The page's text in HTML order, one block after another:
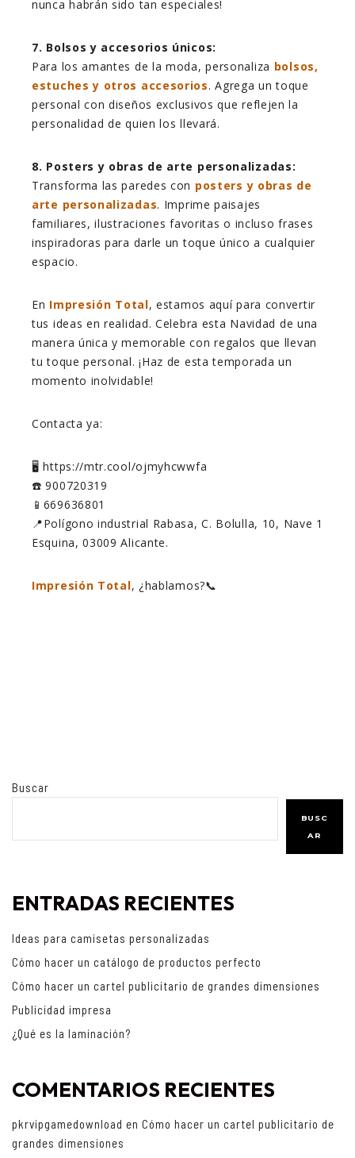
nunca habrán sido tan especiales!
7. Bolsos y accesorios únicos:
Para los amantes de la moda, personaliza bolsos,
estuches y otros accesorios. Agrega un toque
personal con diseños exclusivos que reflejen la
personalidad de quien los llevará.
8. Posters y obras de arte personalizadas:
Transforma las paredes con posters y obras de
arte personalizadas. Imprime paisajes
familiares, ilustraciones favoritas o incluso frases
inspiradoras para darle un toque único a cualquier
espacio.
En Impresión Total, estamos aquí para convertir
tus ideas en realidad. Celebra esta Navidad de una
manera única y memorable con regalos que llevan
tu toque personal. ¡Haz de esta temporada un
momento inolvidable!
Contacta ya:
🖥️ https://mtr.cool/ojmyhcwwfa
☎️ 900720319
📱669636801
📍Polígono industrial Rabasa, C. Bolulla, 10, Nave 1
Esquina, 03009 Alicante.
Impresión Total, ¿hablamos?📞
Buscar
BUSC
AR
ENTRADAS RECIENTES
Ideas para camisetas personalizadas
Cómo hacer un catálogo de productos perfecto
Cómo hacer un cartel publicitario de grandes dimensiones
Publicidad impresa
¿Qué es la laminación?
COMENTARIOS RECIENTES
pkrvipgamedownload en Cómo hacer un cartel publicitario de
grandes dimensiones